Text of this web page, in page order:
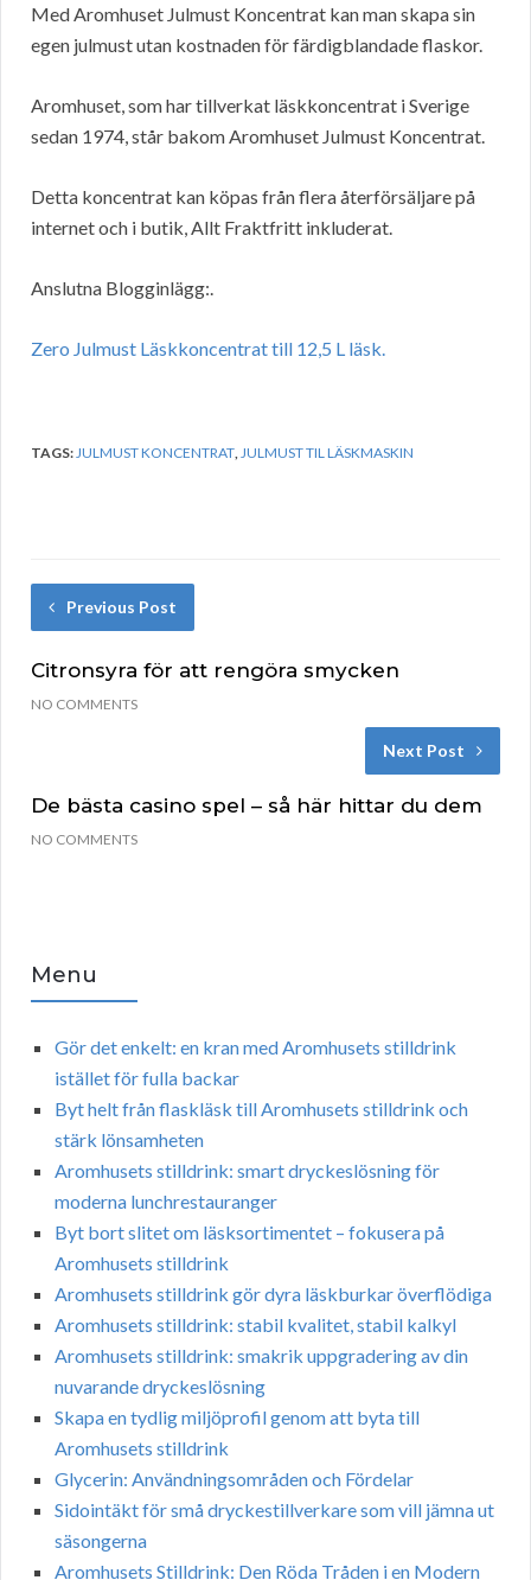
Med Aromhuset Julmust Koncentrat kan man skapa sin
egen julmust utan kostnaden för färdigblandade flaskor.
Aromhuset, som har tillverkat läskkoncentrat i Sverige
sedan 1974, står bakom Aromhuset Julmust Koncentrat.
Detta koncentrat kan köpas från flera återförsäljare på
internet och i butik, Allt Fraktfritt inkluderat.
Anslutna Blogginlägg:.
Zero Julmust Läskkoncentrat till 12,5 L läsk.
TAGS: JULMUST KONCENTRAT JULMUST TIL LÄSKMASKIN
Previous Post
Citronsyra för att rengöra smycken
NO COMMENTS
Next Post
De bästa casino spel – så här hittar du dem
NO COMMENTS
Menu
Gör det enkelt: en kran med Aromhusets stilldrink
istället för fulla backar
Byt helt från flaskläsk till Aromhusets stilldrink och
stärk lönsamheten
Aromhusets stilldrink: smart dryckeslösning för
moderna lunchrestauranger
Byt bort slitet om läsksortimentet – fokusera på
Aromhusets stilldrink
Aromhusets stilldrink gör dyra läskburkar överflödiga
Aromhusets stilldrink: stabil kvalitet, stabil kalkyl
Aromhusets stilldrink: smakrik uppgradering av din
nuvarande dryckeslösning
Skapa en tydlig miljöprofil genom att byta till
Aromhusets stilldrink
Glycerin: Användningsområden och Fördelar
Sidointäkt för små dryckestillverkare som vill jämna ut
säsongerna
Aromhusets Stilldrink: Den Röda Tråden i en Modern